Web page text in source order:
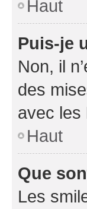
Haut
Puis-je
Non, il
des
avec les
Haut
Que
Les